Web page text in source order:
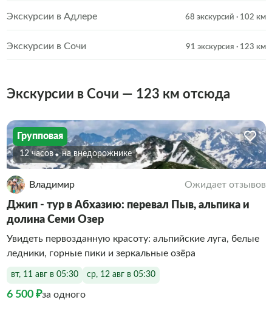
Экскурсии в Адлере 68 экскурсий · 102 км
Экскурсии в Сочи 91 экскурсия · 123 км
Экскурсии в Сочи — 123 км отсюда
Групповая
12 часов На внедорожнике
Владимир Ожидает отзывов
Джип - тур в Абхазию: перевал Пыв, альпика и
долина Семи Озер
Увидеть первозданную красоту: альпийские луга, белые
ледники, горные пики и зеркальные озёра
вт, 11 авг в 05:30 ср, 12 авг в 05:30
6 500 ₽за одного